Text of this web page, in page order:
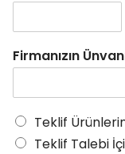
Firmanızın
Teklif
Teklif Talebi